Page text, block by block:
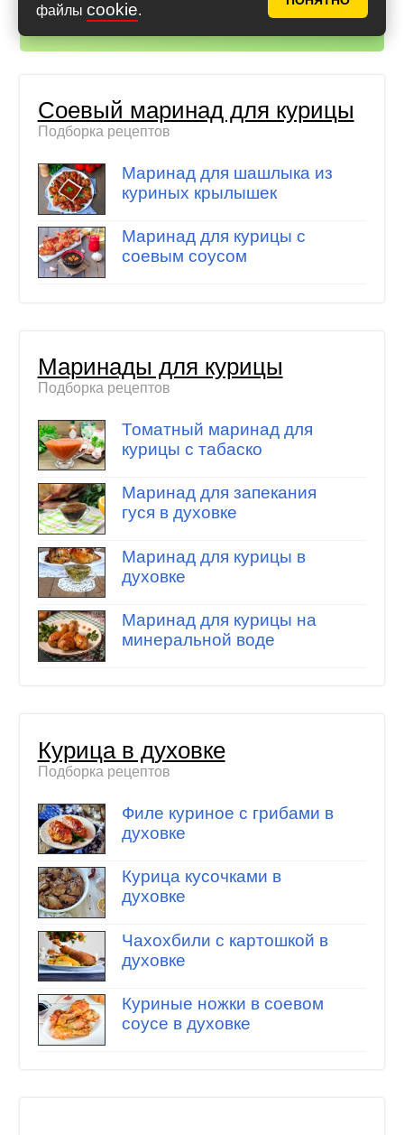
файлы cookie.
Айфон (iOS)
Андроид
Соевый маринад для курицы
Подборка рецептов
Маринад для шашлыка из
куриных крылышек
Маринад для курицы с
соевым соусом
Маринады для курицы
Подборка рецептов
Томатный маринад для
курицы с табаско
Маринад для запекания
гуся в духовке
Маринад для курицы в
духовке
Маринад для курицы на
минеральной воде
Курица в духовке
Подборка рецептов
Филе куриное с грибами в
духовке
Курица кусочками в
духовке
Чахохбили с картошкой в
духовке
Куриные ножки в соевом
соусе в духовке